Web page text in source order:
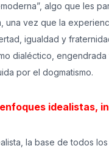
algo que les
una vez que la
igualdad y
dialéctico,
por el dogmatismo.
idealistas,
la base de todos